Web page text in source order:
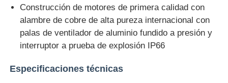
Construcción de motores de primera calidad con
alambre de cobre de alta pureza internacional con
palas de ventilador de aluminio fundido a presión y
interruptor a prueba de explosión IP66
Especificaciones técnicas